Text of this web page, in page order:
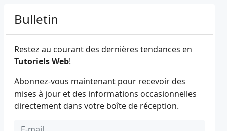
Bulletin
Restez au courant des dernières tendances en
Tutoriels Web!
Abonnez-vous maintenant pour recevoir des
mises à jour et des informations occasionnelles
directement dans votre boîte de réception.